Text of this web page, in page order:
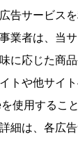
告サービス
業者は、当
に応じた商
トや他サイ
使用するこ
細は、各広